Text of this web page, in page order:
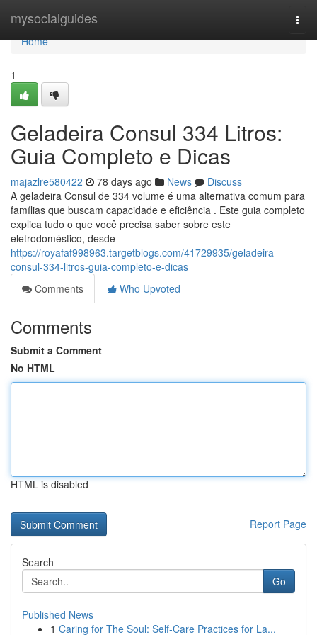
mysocialguides
Home
Home
1
Geladeira Consul 334 Litros:
Guia Completo e Dicas
majazlre580422 78 days ago News
Discuss
A geladeira Consul de 334 volume é uma alternativa comum para
famílias que buscam capacidade e eficiência . Este guia completo
explica tudo o que você precisa saber sobre este
eletrodoméstico, desde
https://royafaf998963.targetblogs.com/41729935/geladeira-
consul-334-litros-guia-completo-e-dicas
Comments
Who Upvoted
Comments
Submit a Comment
No HTML
HTML is disabled
Report Page
Search
Go
Published News
1 Caring for The Soul: Self-Care Practices for La...